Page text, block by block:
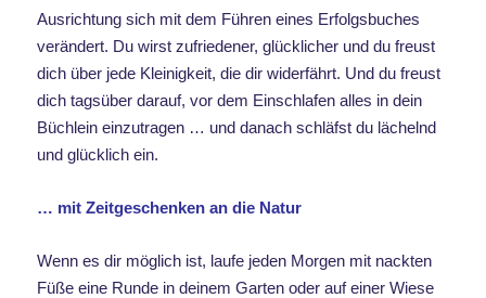
Ausrichtung sich mit dem Führen eines Erfolgsbuches
verändert. Du wirst zufriedener, glücklicher und du freust
dich über jede Kleinigkeit, die dir widerfährt. Und du freust
dich tagsüber darauf, vor dem Einschlafen alles in dein
Büchlein einzutragen … und danach schläfst du lächelnd
und glücklich ein.
… mit Zeitgeschenken an die Natur
Wenn es dir möglich ist, laufe jeden Morgen mit nackten
Füße eine Runde in deinem Garten oder auf einer Wiese